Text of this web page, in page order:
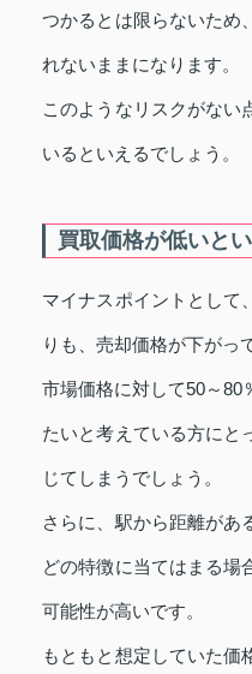
つかるとは限らないため
れないままになります。
このようなリスクがない
いるといえるでしょう。
買取価格が低いと
マイナスポイントとして
りも、売却価格が下がっ
市場価格に対して50～80
たいと考えている方にと
じてしまうでしょう。
さらに、駅から距離があ
どの特徴に当てはまる場
可能性が高いです。
もともと想定していた価